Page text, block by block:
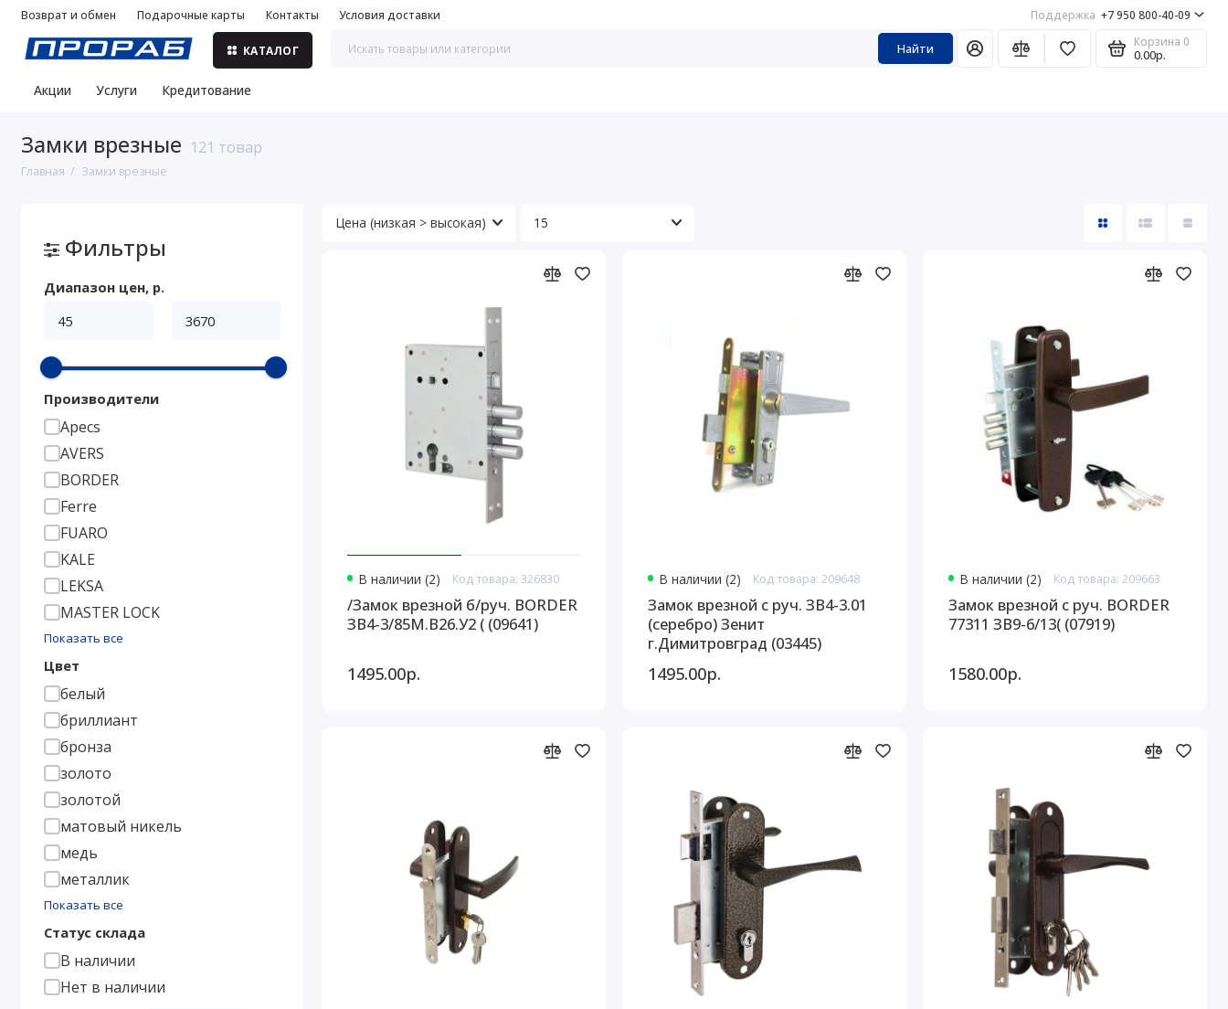
Возврат и обмен Подарочные карты Контакты Условия доставки Поддержка +7 950 800-40-09
КАТАЛОГ Найти Корзина 0
0.00р.
Акции Услуги Кредитование
Замки врезные 121 товар
Главная Замки врезные
Фильтры
Диапазон цен, р.
Производители
Apecs
AVERS
BORDER
Ferre
FUARO
KALE
LEKSA
MASTER LOCK
Показать все
Цвет
белый
бриллиант
бронза
золото
золотой
матовый никель
медь
металлик
Показать все
Статус склада
В наличии
Нет в наличии
В наличии (2) Код товара: 326830
/Замок врезной б/руч. BORDER
ЗВ4-3/85М.В26.У2 ( (09641)
1495.00р.
В наличии (2) Код товара: 209648
Замок врезной с руч. ЗВ4-3.01
(серебро) Зенит
г.Димитровград (03445)
1495.00р.
В наличии (2) Код товара: 209663
Замок врезной с руч. BORDER
77311 ЗВ9-6/13( (07919)
1580.00р.